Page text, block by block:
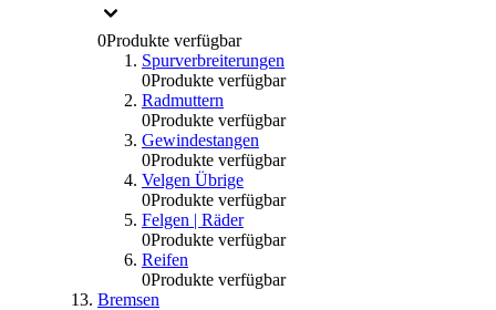
0Produkte verfügbar
Spurverbreiterungen
0Produkte verfügbar
Radmuttern
0Produkte verfügbar
Gewindestangen
0Produkte verfügbar
Velgen Übrige
0Produkte verfügbar
Felgen | Räder
0Produkte verfügbar
Reifen
0Produkte verfügbar
Bremsen